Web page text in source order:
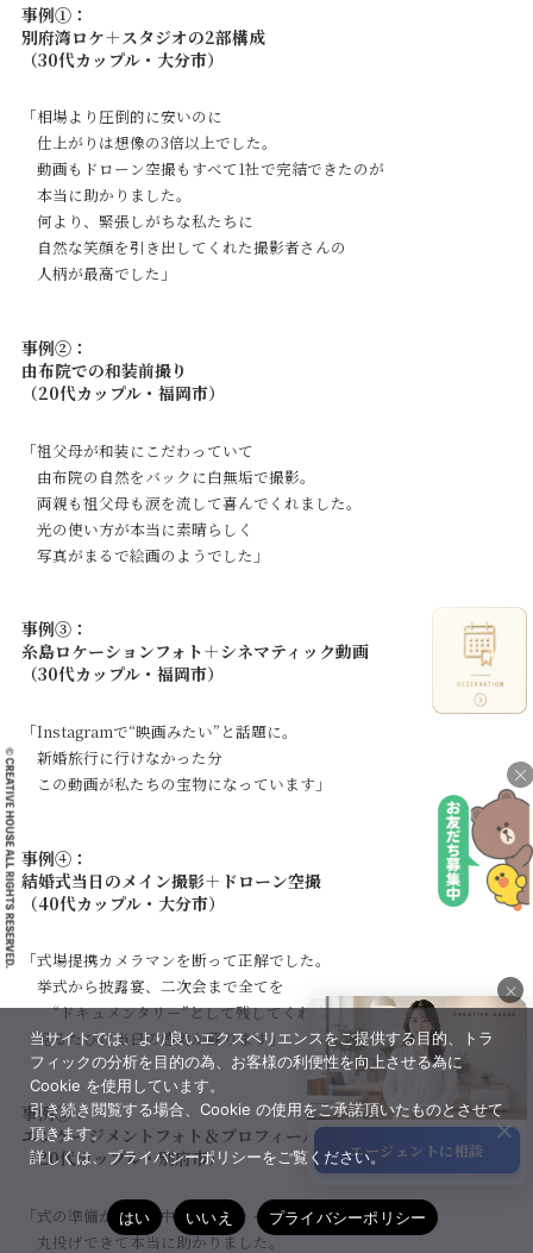
事例①：
別府湾ロケ＋スタジオの2部構成
（30代カップル・大分市）
「相場より圧倒的に安いのに
仕上がりは想像の3倍以上でした。
動画もドローン空撮もすべて1社で完結できたのが
本当に助かりました。
何より、緊張しがちな私たちに
自然な笑顔を引き出してくれた撮影者さんの
人柄が最高でした」
事例②：
由布院での和装前撮り
（20代カップル・福岡市）
「祖父母が和装にこだわっていて
由布院の自然をバックに白無垢で撮影。
両親も祖父母も涙を流して喜んでくれました。
光の使い方が本当に素晴らしく
写真がまるで絵画のようでした」
事例③：
糸島ロケーションフォト＋シネマティック動画
（30代カップル・福岡市）
「Instagramで“映画みたい”と話題に。
新婚旅行に行けなかった分
この動画が私たちの宝物になっています」
事例④：
結婚式当日のメイン撮影＋ドローン空撮
（40代カップル・大分市）
「式場提携カメラマンを断って正解でした。
挙式から披露宴、二次会まで全てを
“ドキュメンタリー”として残してくれて
見るたびに当日の感動が蘇ります」
事例⑤：
エンゲージメントフォト＆プロフィールムービー
（20代カップル・別府市）
「式の準備が忙しい中、プロフィールムービーまで
丸投げできて本当に助かりました。
×
エージェントに相談
×
当サイトでは、より良いエクスペリエンスをご提供する目的、トラ
フィックの分析を目的の為、お客様の利便性を向上させる為に
Cookie を使用しています。
引き続き閲覧する場合、Cookie の使用をご承諾頂いたものとさせて
頂きます。
詳しくは、プライバシーポリシーをご覧ください。
はい いいえ プライバシーポリシー